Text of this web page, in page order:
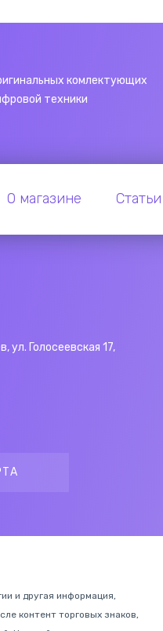
комлектующих
техники
О магазине Статьи
ул. Голосеевская 17,
и другая информация,
контент торговых знаков,